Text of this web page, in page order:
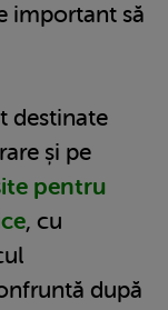
important să
destinate
și pe
pentru
, cu
după